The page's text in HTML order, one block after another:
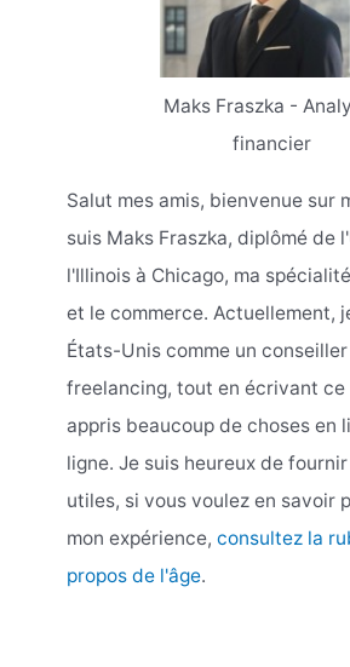
Maks Fraszka -
financier
Salut mes amis, bienvenue sur
suis Maks Fraszka, diplômé de
l'Illinois à Chicago, ma
et le commerce. Actuellement,
États-Unis comme un
freelancing, tout en écrivant ce
appris beaucoup de choses en
ligne. Je suis heureux de
utiles, si vous voulez en savoir
mon expérience, consultez la
propos de l'âge.